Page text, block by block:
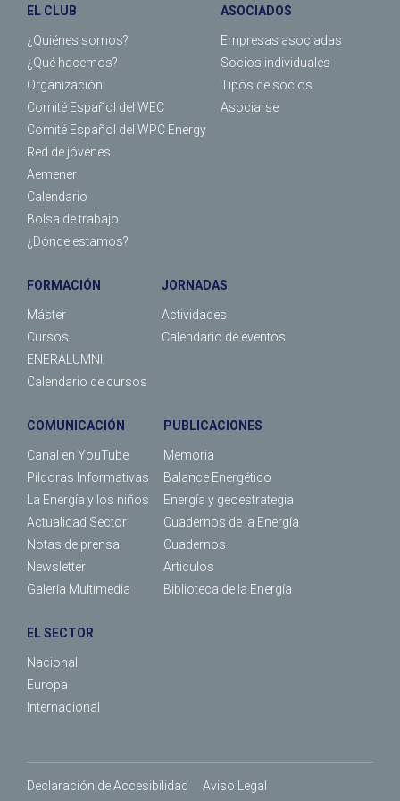
EL CLUB
¿Quiénes somos?
¿Qué hacemos?
Organización
Comité Español del WEC
Comité Español del WPC Energy
Red de jóvenes
Aemener
Calendario
Bolsa de trabajo
¿Dónde estamos?
ASOCIADOS
Empresas asociadas
Socios individuales
Tipos de socios
Asociarse
FORMACIÓN
Máster
Cursos
ENERALUMNI
Calendario de cursos
JORNADAS
Actividades
Calendario de eventos
COMUNICACIÓN
Canal en YouTube
Píldoras Informativas
La Energía y los niños
Actualidad Sector
Notas de prensa
Newsletter
Galería Multimedia
PUBLICACIONES
Memoria
Balance Energético
Energía y geoestrategia
Cuadernos de la Energía
Cuadernos
Articulos
Biblioteca de la Energía
EL SECTOR
Nacional
Europa
Internacional
Declaración de Accesibilidad Aviso Legal